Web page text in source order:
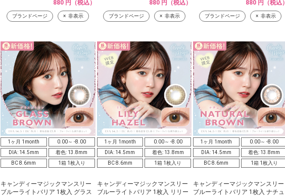
880 円（税込）
ブランドページ 非表示
880 円（税込）
ブランドページ 非表示
880 円（税込）
ブランドページ 非表示
1ヶ月 1month
0.00～ -8.00
DIA: 14.5mm
着色: 13.8mm
BC 8.6mm
1箱 1枚入り
キャンディーマジックマンスリー
ブルーライトバリア 1枚入 グラス
1ヶ月 1month
0.00～ -8.00
DIA: 14.5mm
着色: 13.8mm
BC 8.6mm
1箱 1枚入り
キャンディーマジックマンスリー
ブルーライトバリア 1枚入 リリー
1ヶ月 1month
0.00～ -8.00
DIA: 14.5mm
着色: 13.8mm
BC 8.6mm
1箱 1枚入り
キャンディーマジックマンスリー
ブルーライトバリア 1枚入 ナチュ